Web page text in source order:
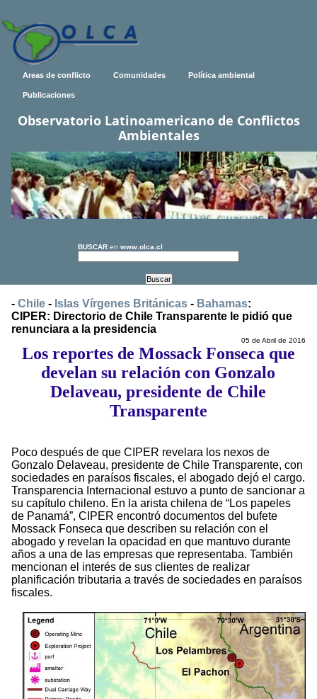
Areas de conflicto Comunidades Política ambiental
Publicaciones
Observatorio Latinoamericano de Conflictos
Ambientales
BUSCAR en www.olca.cl
- Chile - Islas Vírgenes Británicas - Bahamas:
CIPER: Directorio de Chile Transparente le pidió que
renunciara a la presidencia
05 de Abril de 2016
Los reportes de Mossack Fonseca que
develan su relación con Gonzalo
Delaveau, presidente de Chile
Transparente
Poco después de que CIPER revelara los nexos de
Gonzalo Delaveau, presidente de Chile Transparente, con
sociedades en paraísos fiscales, el abogado dejó el cargo.
Transparencia Internacional estuvo a punto de sancionar a
su capítulo chileno. En la arista chilena de “Los papeles
de Panamá”, CIPER encontró documentos del bufete
Mossack Fonseca que describen su relación con el
abogado y revelan la opacidad en que mantuvo durante
años a una de las empresas que representaba. También
mencionan el interés de sus clientes de realizar
planificación tributaria a través de sociedades en paraísos
fiscales.